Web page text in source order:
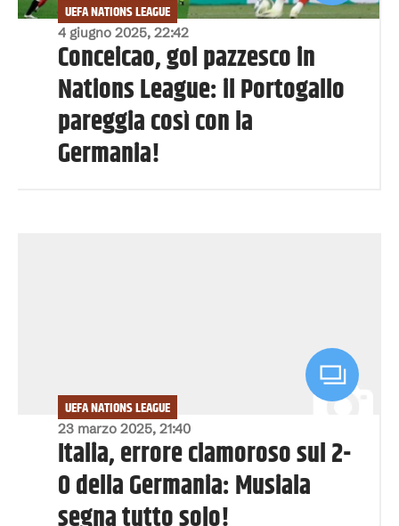
4 giugno 2025, 22:42
UEFA NATIONS LEAGUE
Conceicao, gol pazzesco in
Nations League: il Portogallo
pareggia così con la
Germania!
23 marzo 2025, 21:40
UEFA NATIONS LEAGUE
Italia, errore clamoroso sul 2-
0 della Germania: Musiala